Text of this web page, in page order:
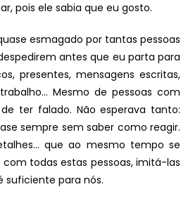
pois ele sabia que eu gosto.
esmagado por tantas pessoas
antes que eu parta para
presentes, mensagens escritas,
Mesmo de pessoas com
ter falado. Não esperava tanto:
sempre sem saber como reagir.
que ao mesmo tempo se
todas estas pessoas, imitá-las
suficiente para nós.